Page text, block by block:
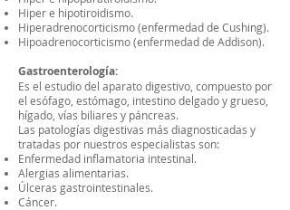
Hiper e hipotiroidismo.
Hiperadrenocorticismo (enfermedad de Cushing).
Hipoadrenocorticismo (enfermedad de Addison).
Gastroenterología:
Es el estudio del aparato digestivo, compuesto por
el esófago, estómago, intestino delgado y grueso,
hígado, vías biliares y páncreas.
Las patologías digestivas más diagnosticadas y
tratadas por nuestros especialistas son:
Enfermedad inflamatoria intestinal.
Alergias alimentarias.
Úlceras gastrointestinales.
Cáncer.